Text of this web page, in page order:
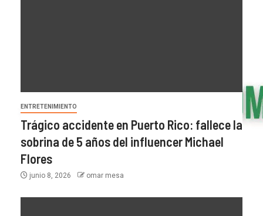
ENTRETENIMIENTO
Trágico accidente en Puerto Rico: fallece la
sobrina de 5 años del influencer Michael
Flores
junio 8, 2026 omar mesa